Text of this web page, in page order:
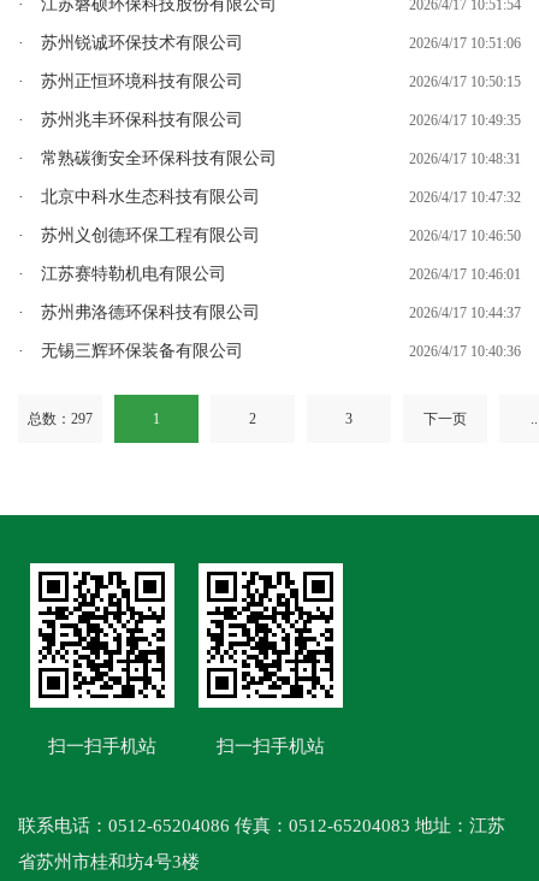
· 江苏磐硕环保科技股份有限公司 2026/4/17 10:51:54
· 苏州锐诚环保技术有限公司 2026/4/17 10:51:06
· 苏州正恒环境科技有限公司 2026/4/17 10:50:15
· 苏州兆丰环保科技有限公司 2026/4/17 10:49:35
· 常熟碳衡安全环保科技有限公司 2026/4/17 10:48:31
· 北京中科水生态科技有限公司 2026/4/17 10:47:32
· 苏州义创德环保工程有限公司 2026/4/17 10:46:50
· 江苏赛特勒机电有限公司 2026/4/17 10:46:01
· 苏州弗洛德环保科技有限公司 2026/4/17 10:44:37
· 无锡三辉环保装备有限公司 2026/4/17 10:40:36
总数：297 1 2 3 下一页
扫一扫手机站 扫一扫手机站
联系电话：0512-65204086 传真：0512-65204083 地址：江苏
省苏州市桂和坊4号3楼